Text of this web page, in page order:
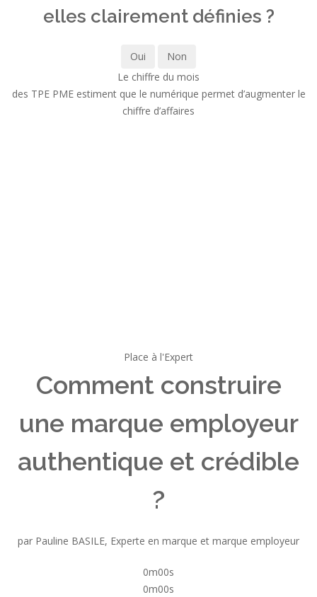
elles clairement définies ?
Oui
Non
Le chiffre du mois
des TPE PME estiment que le numérique permet d’augmenter le
chiffre d’affaires
Place à l'Expert
Comment construire
une marque employeur
authentique et crédible
?
par Pauline BASILE, Experte en marque et marque employeur
0m00s
0m00s